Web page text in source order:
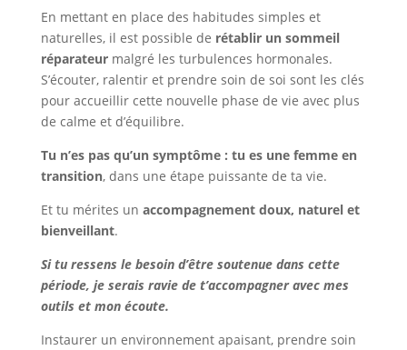
En mettant en place des habitudes simples et
naturelles, il est possible de rétablir un sommeil
réparateurmalgré les turbulences hormonales.
S’écouter, ralentir et prendre soin de soi sont les clés
pour accueillir cette nouvelle phase de vie avec plus
de calme et d’équilibre.
Tu n’es pas qu’un symptôme : tu es une femme en
transition, dans une étape puissante de ta vie.
Et tu mérites un accompagnement doux, naturel et
bienveillant.
Si tu ressens le besoin d’être soutenue dans cette
période, je serais ravie de t’accompagner avec mes
outils et mon écoute.
Instaurer un environnement apaisant, prendre soin